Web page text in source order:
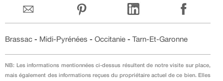
Brassac - Midi-Pyrénées - Occitanie - Tarn-Et-Garonne
NB: Les informations mentionnées ci-dessus résultent de notre visite sur place,
mais également des informations reçues du propriétaire actuel de ce bien. Elles